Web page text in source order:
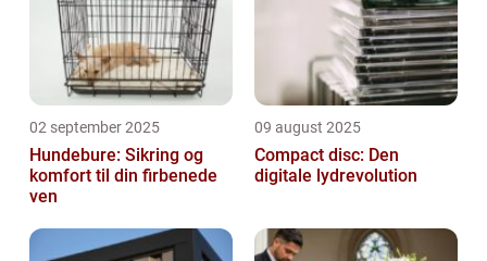
02 september 2025
Hundebure: Sikring og
komfort til din firbenede
ven
09 august 2025
Compact disc: Den
digitale lydrevolution